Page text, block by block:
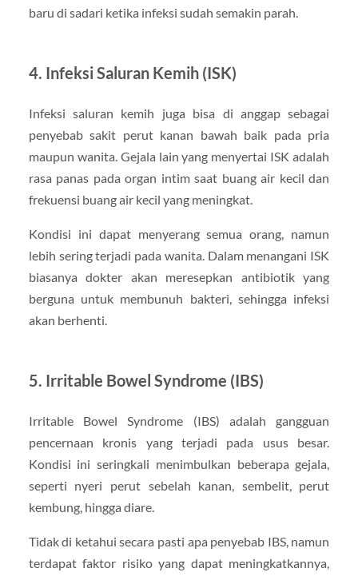
baru di sadari ketika infeksi sudah semakin parah.
4. Infeksi Saluran Kemih (ISK)
Infeksi saluran kemih juga bisa di anggap sebagai
penyebab sakit perut kanan bawah baik pada pria
maupun wanita. Gejala lain yang menyertai ISK adalah
rasa panas pada organ intim saat buang air kecil dan
frekuensi buang air kecil yang meningkat.
Kondisi ini dapat menyerang semua orang, namun
lebih sering terjadi pada wanita. Dalam menangani ISK
biasanya dokter akan meresepkan antibiotik yang
berguna untuk membunuh bakteri, sehingga infeksi
akan berhenti.
5. Irritable Bowel Syndrome (IBS)
Irritable Bowel Syndrome (IBS) adalah gangguan
pencernaan kronis yang terjadi pada usus besar.
Kondisi ini seringkali menimbulkan beberapa gejala,
seperti nyeri perut sebelah kanan, sembelit, perut
kembung, hingga diare.
Tidak di ketahui secara pasti apa penyebab IBS, namun
terdapat faktor risiko yang dapat meningkatkannya,